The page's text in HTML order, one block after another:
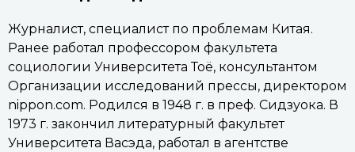
Журналист, специалист по проблемам Китая.
Ранее работал профессором факультета
социологии Университета Тоё, консультантом
Организации исследований прессы, директором
nippon.com. Родился в 1948 г. в преф. Сидзуока. В
1973 г. закончил литературный факультет
Университета Васэда, работал в агентстве